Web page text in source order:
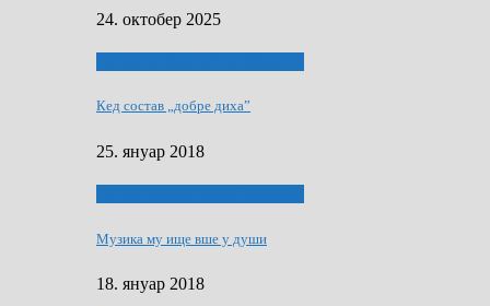
24. октобер 2025
Кед состав „добре диха”
25. януар 2018
Музика му ище вше у души
18. януар 2018